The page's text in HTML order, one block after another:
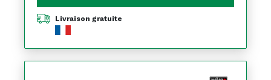
Livraison gratuite